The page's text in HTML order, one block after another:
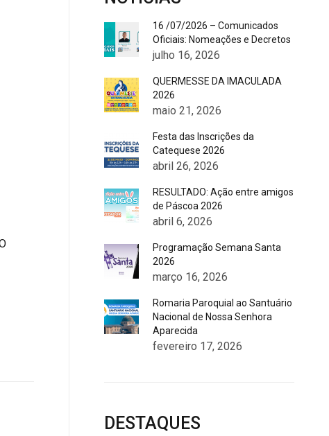
16 /07/2026 – Comunicados
Oficiais: Nomeações e Decretos
julho 16, 2026
QUERMESSE DA IMACULADA
2026
maio 21, 2026
Festa das Inscrições da
Catequese 2026
abril 26, 2026
RESULTADO: Ação entre amigos
de Páscoa 2026
abril 6, 2026
Programação Semana Santa
2026
março 16, 2026
Romaria Paroquial ao Santuário
Nacional de Nossa Senhora
Aparecida
fevereiro 17, 2026
DESTAQUES